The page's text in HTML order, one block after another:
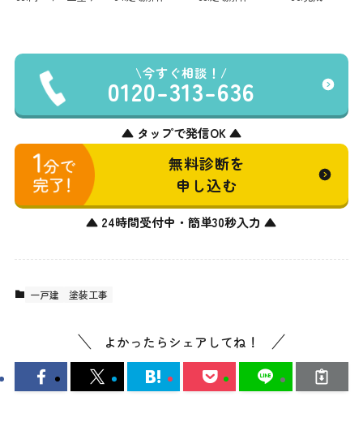
今すぐ相談！
0120-313-636
▲ タップで発信OK ▲
無料診断を
申し込む
▲ 24時間受付中・簡単30秒入力 ▲
一戸建 塗装工事
よかったらシェアしてね！